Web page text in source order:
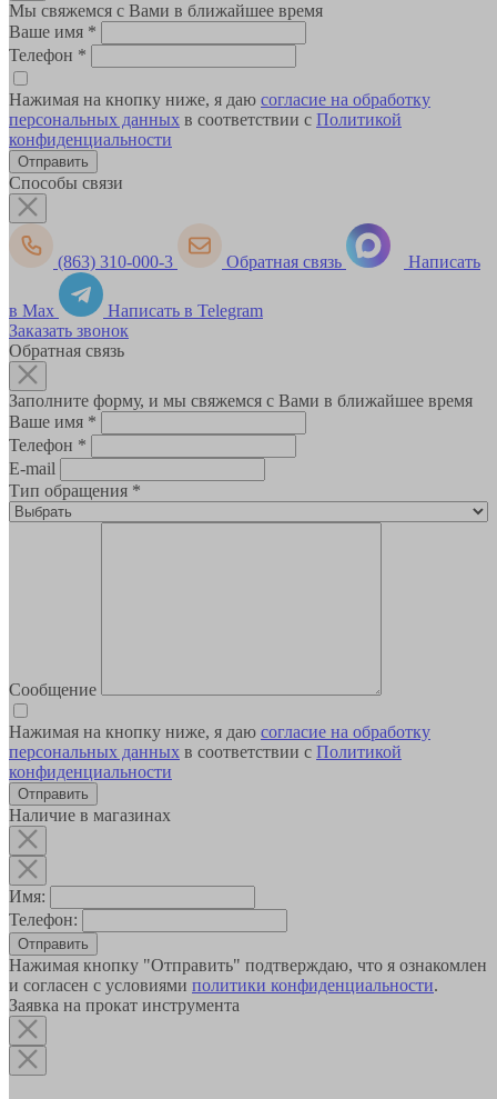
Мы свяжемся с Вами в ближайшее время
Ваше имя *
Телефон *
Нажимая на кнопку ниже, я даю согласие на обработку
персональных данных в соответствии с Политикой
конфиденциальности
Способы связи
(863) 310-000-3 Обратная связь Написать
в Max
Написать в Telegram
Заказать звонок
Обратная связь
Заполните форму, и мы свяжемся с Вами в ближайшее время
Ваше имя *
Телефон *
E-mail
Тип обращения *
Сообщение
Нажимая на кнопку ниже, я даю согласие на обработку
персональных данных в соответствии с Политикой
конфиденциальности
Наличие в магазинах
Имя:
Телефон:
Отправить
Нажимая кнопку "Отправить" подтверждаю, что я ознакомлен
и согласен с условиями политики конфиденциальности.
Заявка на прокат инструмента